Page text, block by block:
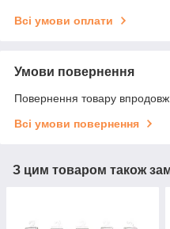
Всі умови оплати
Умови повернення
Повернення товару
Всі умови повернення
З цим товаром також